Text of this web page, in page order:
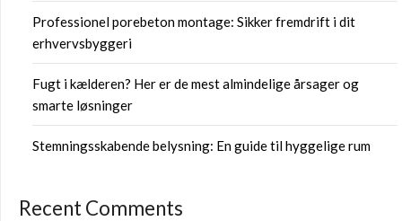
Professionel porebeton montage: Sikker fremdrift i dit
erhvervsbyggeri
Fugt i kælderen? Her er de mest almindelige årsager og
smarte løsninger
Stemningsskabende belysning: En guide til hyggelige rum
Recent Comments